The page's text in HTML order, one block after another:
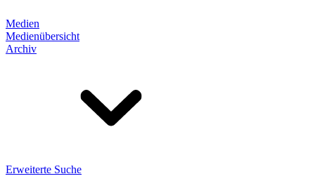
Medien
Medienübersicht
Archiv
Erweiterte Suche